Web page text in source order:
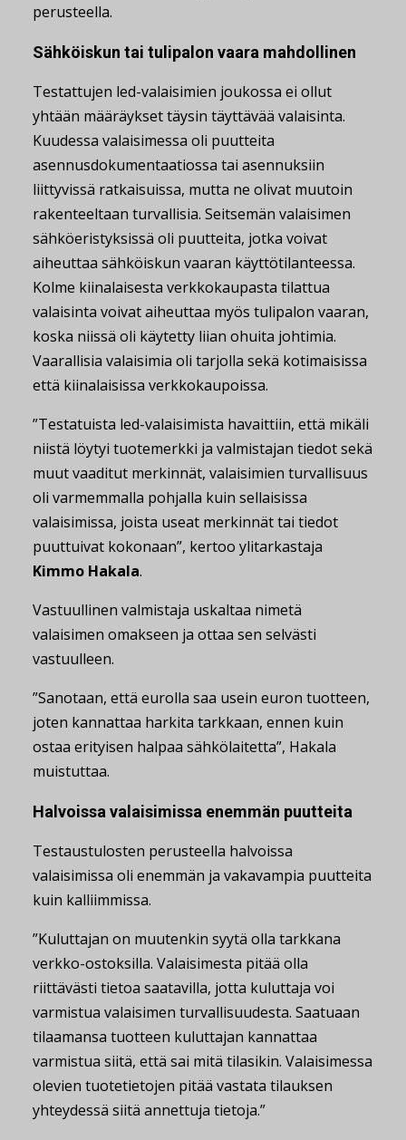
perusteella.
Sähköiskun tai tulipalon vaara mahdollinen
Testattujen led-valaisimien joukossa ei ollut
yhtään määräykset täysin täyttävää valaisinta.
Kuudessa valaisimessa oli puutteita
asennusdokumentaatiossa tai asennuksiin
liittyvissä ratkaisuissa, mutta ne olivat muutoin
rakenteeltaan turvallisia. Seitsemän valaisimen
sähköeristyksissä oli puutteita, jotka voivat
aiheuttaa sähköiskun vaaran käyttötilanteessa.
Kolme kiinalaisesta verkkokaupasta tilattua
valaisinta voivat aiheuttaa myös tulipalon vaaran,
koska niissä oli käytetty liian ohuita johtimia.
Vaarallisia valaisimia oli tarjolla sekä kotimaisissa
että kiinalaisissa verkkokaupoissa.
”Testatuista led-valaisimista havaittiin, että mikäli
niistä löytyi tuotemerkki ja valmistajan tiedot sekä
muut vaaditut merkinnät, valaisimien turvallisuus
oli varmemmalla pohjalla kuin sellaisissa
valaisimissa, joista useat merkinnät tai tiedot
puuttuivat kokonaan”, kertoo ylitarkastaja
Kimmo Hakala.
Vastuullinen valmistaja uskaltaa nimetä
valaisimen omakseen ja ottaa sen selvästi
vastuulleen.
”Sanotaan, että eurolla saa usein euron tuotteen,
joten kannattaa harkita tarkkaan, ennen kuin
ostaa erityisen halpaa sähkölaitetta”, Hakala
muistuttaa.
Halvoissa valaisimissa enemmän puutteita
Testaustulosten perusteella halvoissa
valaisimissa oli enemmän ja vakavampia puutteita
kuin kalliimmissa.
”Kuluttajan on muutenkin syytä olla tarkkana
verkko-ostoksilla. Valaisimesta pitää olla
riittävästi tietoa saatavilla, jotta kuluttaja voi
varmistua valaisimen turvallisuudesta. Saatuaan
tilaamansa tuotteen kuluttajan kannattaa
varmistua siitä, että sai mitä tilasikin. Valaisimessa
olevien tuotetietojen pitää vastata tilauksen
yhteydessä siitä annettuja tietoja.”